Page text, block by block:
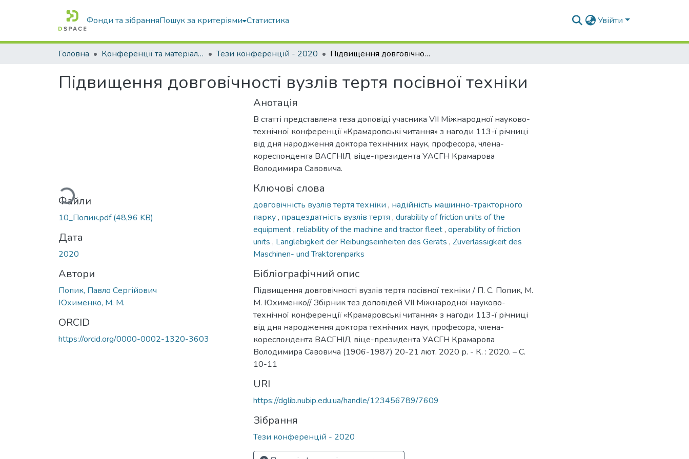
Фонди та зібранняПошук за критеріями Статистика Увійти
Головна Конференції та матеріали конференцій Тези конференцій - 2020 Підвищення довговічності вузлів тертя посівної техніки
Підвищення довговічності вузлів тертя посівної техніки
Вантажиться...
Файли
10_Попик.pdf(48,96 KB)
Дата
2020
Автори
Попик, Павло Сергійович
Юхименко, М. М.
ORCID
https://orcid.org/0000-0002-1320-3603
Анотація
В статті представлена теза доповіді учасника VIІ Міжнародної науково-
технічної конференції «Крамаровські читання» з нагоди 113-ї річниці
від дня народження доктора технічних наук, професора, члена-
кореспондента ВАСГНІЛ, віце-президента УАСГН Крамарова
Володимира Савовича.
Ключові слова
довговічність вузлів тертя техніки , надійність машинно-тракторного
парку, працездатність вузлів тертя , durability of friction units of the
equipment, reliability of the machine and tractor fleet, operability of friction
units , Langlebigkeit der Reibungseinheiten des Geräts , Zuverlässigkeit des
Maschinen- und Traktorenparks
Бібліографічний опис
Підвищення довговічності вузлів тертя посівної техніки / П. С. Попик, М.
М. Юхименко// Збірник тез доповідей VIІ Міжнародної науково-
технічної конференції «Крамаровські читання» з нагоди 113-ї річниці
від дня народження доктора технічних наук, професора, члена-
кореспондента ВАСГНІЛ, віце-президента УАСГН Крамарова
Володимира Савовича (1906-1987) 20-21 лют. 2020 р. - К. : 2020. – С.
10-11
URI
https://dglib.nubip.edu.ua/handle/123456789/7609
Зібрання
Тези конференцій - 2020